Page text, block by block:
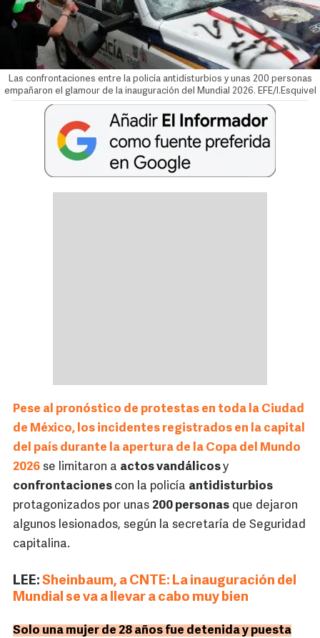
Las confrontaciones entre la policía antidisturbios y unas 200 personas
empañaron el glamour de la inauguración del Mundial 2026. EFE/I.Esquivel
Pese al pronóstico de protestas en toda la Ciudad
de México, los incidentes registrados en la capital
del país durante la apertura de la Copa del Mundo
2026 se limitaron a actos vandálicosy
confrontaciones con la policía antidisturbios
protagonizados por unas 200 personas que dejaron
algunos lesionados, según la secretaría de Seguridad
capitalina.
LEE: Sheinbaum, a CNTE: La inauguración del
Mundial se va a llevar a cabo muy bien
Solo una mujer de 28 años fue detenida y puesta